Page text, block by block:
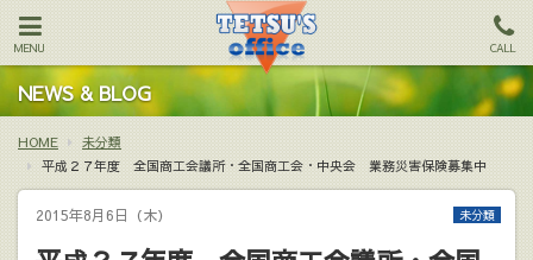
MENU CALL
NEWS & BLOG
HOME
未分類
平成２７年度 全国商工会議所・全国商工会・中央会 業務災害保険募集中
2015年8月6日（木） 未分類